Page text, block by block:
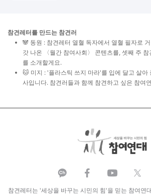
참견레터를 만드는 참견러
🐼 동원 : 참견레터 열혈 독자에서 열혈 필자로
갓 나온 〈월간 참여사회〉 콘텐츠를, 셋째 주
를 소개할게요.
🐱 미지 : '플라스틱 쓰지 마라'를 입에 달고 살아
사입니다. 참견러들과 함께 참견하고 싶은 참여
참견레터는 '세상을 바꾸는 시민의 힘'을 믿는 참여연